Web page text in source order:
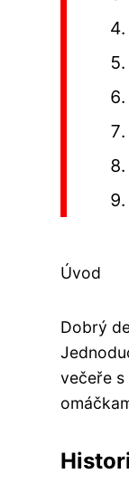
Úvod
Dobrý
večeře s